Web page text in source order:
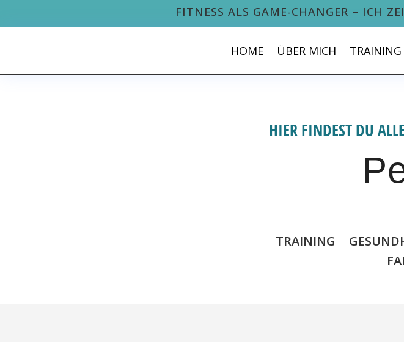
FITNESS ALS GAME-CHANGER – ICH
HOME ÜBER MICH TRAINING
HIER FINDEST DU
TRAINING